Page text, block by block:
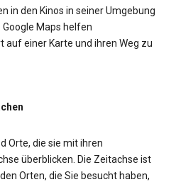
in den Kinos in seiner Umgebung
Maps helfen
einer Karte und ihren Weg zu
Orte, die sie mit ihren
überblicken. Die Zeitachse ist
Orten, die Sie besucht haben,